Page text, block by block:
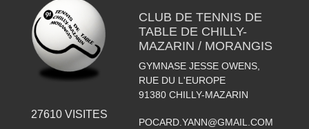
27610VISITES
CLUB DE TENNIS DE
TABLE DE CHILLY-
MAZARIN / MORANGIS
GYMNASE JESSE OWENS,
RUE DU L'EUROPE
91380 CHILLY-MAZARIN
POCARD.YANN@GMAIL.COM